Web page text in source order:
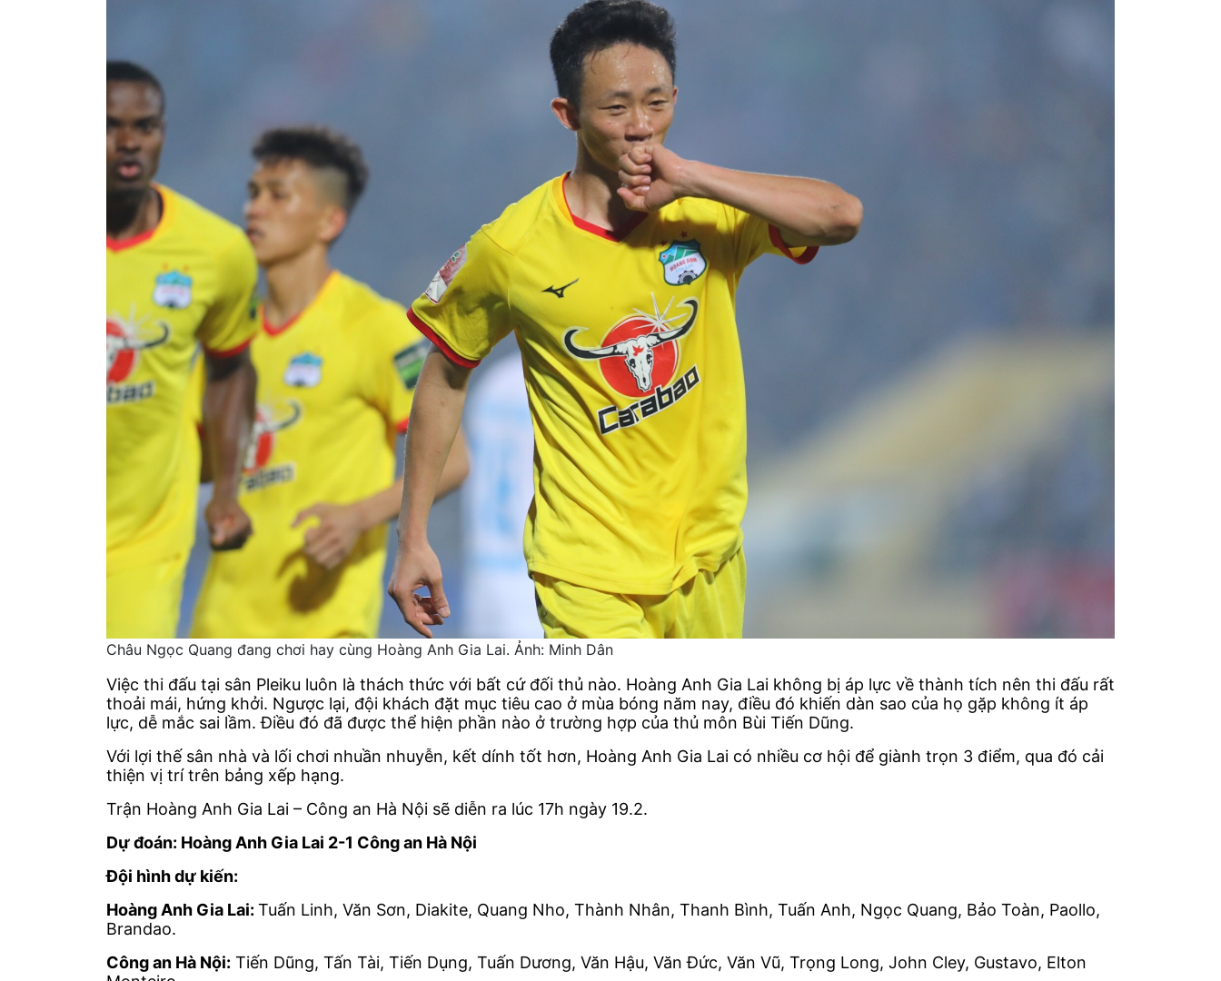
Châu Ngọc Quang đang chơi hay cùng Hoàng Anh Gia Lai. Ảnh: Minh Dân
Việc thi đấu tại sân Pleiku luôn là thách thức với bất cứ đối thủ nào. Hoàng Anh Gia Lai không bị áp lực về thành tích nên thi đấu rất
thoải mái, hứng khởi. Ngược lại, đội khách đặt mục tiêu cao ở mùa bóng năm nay, điều đó khiến dàn sao của họ gặp không ít áp
lực, dễ mắc sai lầm. Điều đó đã được thể hiện phần nào ở trường hợp của thủ môn Bùi Tiến Dũng.
Với lợi thế sân nhà và lối chơi nhuần nhuyễn, kết dính tốt hơn, Hoàng Anh Gia Lai có nhiều cơ hội để giành trọn 3 điểm, qua đó cải
thiện vị trí trên bảng xếp hạng.
Trận Hoàng Anh Gia Lai – Công an Hà Nội sẽ diễn ra lúc 17h ngày 19.2.
Dự đoán: Hoàng Anh Gia Lai 2-1 Công an Hà Nội
Đội hình dự kiến:
Hoàng Anh Gia Lai: Tuấn Linh, Văn Sơn, Diakite, Quang Nho, Thành Nhân, Thanh Bình, Tuấn Anh, Ngọc Quang, Bảo Toàn, Paollo,
Brandao.
Công an Hà Nội: Tiến Dũng, Tấn Tài, Tiến Dụng, Tuấn Dương, Văn Hậu, Văn Đức, Văn Vũ, Trọng Long, John Cley, Gustavo, Elton